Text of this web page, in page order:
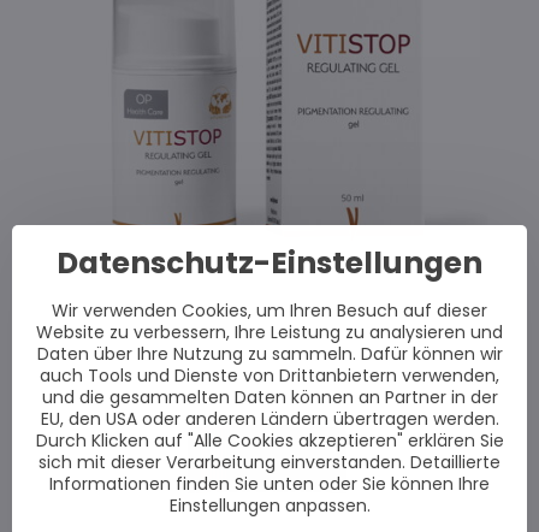
Datenschutz-Einstellungen
Wir verwenden Cookies, um Ihren Besuch auf dieser
Website zu verbessern, Ihre Leistung zu analysieren und
Daten über Ihre Nutzung zu sammeln. Dafür können wir
auch Tools und Dienste von Drittanbietern verwenden,
und die gesammelten Daten können an Partner in der
EU, den USA oder anderen Ländern übertragen werden.
Durch Klicken auf "Alle Cookies akzeptieren" erklären Sie
sich mit dieser Verarbeitung einverstanden. Detaillierte
Informationen finden Sie unten oder Sie können Ihre
Einstellungen anpassen.